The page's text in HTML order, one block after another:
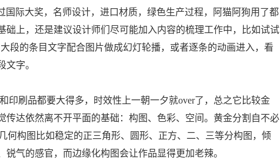
际大奖，名师设计，进口材质，绿色生产过程，阿猫阿狗用了都
上，还是建议设计师们尽可能加入内容的梳理工作中，比如试试
段的条目文字配合图片做成幻灯轮播，或者逐条的动画进入，看
字。
刷品都要大得多，时效性上一朝一夕就over了，总之它比较金
达依然离不开平面的基础：构图、色彩、空间。黄金分割自不必
何构图比如稳定的正三角形、圆形、正方、二、三等分构图，倾
气的感官，而边缘化构图会让作品显得更加老辣。